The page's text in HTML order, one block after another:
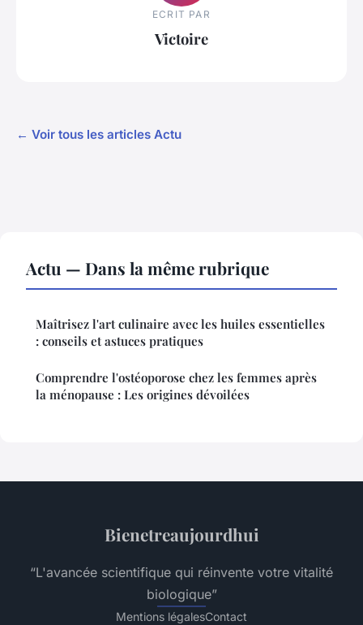
ECRIT PAR
Victoire
← Voir tous les articles Actu
Actu — Dans la même rubrique
Maîtrisez l'art culinaire avec les huiles essentielles
: conseils et astuces pratiques
Comprendre l'ostéoporose chez les femmes après
la ménopause : Les origines dévoilées
Bienetreaujourdhui
“L'avancée scientifique qui réinvente votre vitalité
biologique”
Mentions légalesContact